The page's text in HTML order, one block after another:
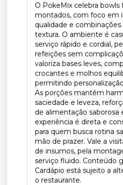
O PokeMix celebra bowls
montados, com foco em
qualidade e
textura. O ambiente é
serviço rápido e cordial,
refeições sem
valoriza bases leves,
crocantes e molhos
permitindo
As porções mantêm
saciedade e leveza,
de alimentação saborosa
experiência é direta e
para quem busca rotina
mão de prazer. Vale a
de insumos, pela
serviço fluido. Conteúdo
Cardápio está sujeito a
o restaurante.